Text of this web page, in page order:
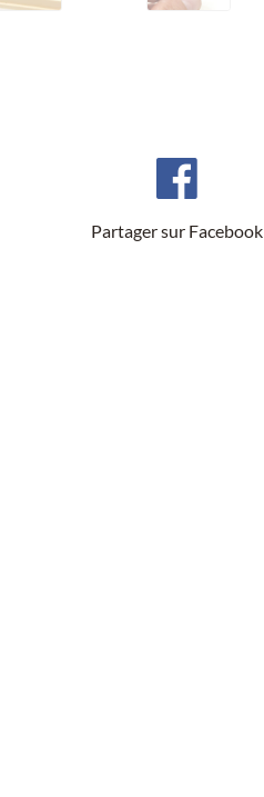
Partager sur Facebook